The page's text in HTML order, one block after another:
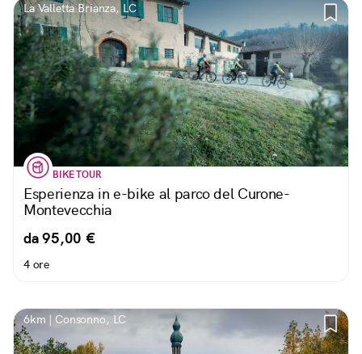
La Valletta Brianza, LC
BIKE TOUR
Esperienza in e-bike al parco del Curone-
Montevecchia
da 95,00 €
4 ore
6km | Consonno, LC